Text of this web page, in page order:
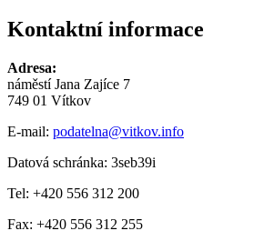
Kontaktní informace
Adresa:
náměstí Jana Zajíce 7
749 01 Vítkov
E-mail: podatelna@vitkov.info
Datová schránka: 3seb39i
Tel: +420 556 312 200
Fax: +420 556 312 255